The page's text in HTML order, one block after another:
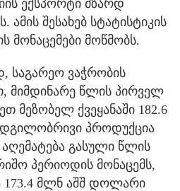
ექსპორტი მზარდ
ამის შესახებ სტატისტიკის
მონაცემები მოწმობს.
ვაჭრობის
მიმდინარე წლის პირველ
მეზობელ ქვეყანაში 182.6
პროდუქცია
გასული წლის
პერიოდის მონაცემს,
173.4 მლნ აშშ დოლარი